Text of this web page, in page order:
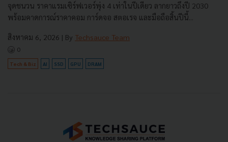
จุดชนวน ราคาแรมเซิร์ฟเวอร์พุ่ง 4 เท่าในปีเดียว ลากยาวถึงปี 2030
พร้อมคาดการณ์ราคาคอม การ์ดจอ สตอเรจ และมือถือสิ้นปีนี้...
สิงหาคม 6, 2026 | By Techsauce Team
0
Tech & Biz AI SSD GPU DRAM